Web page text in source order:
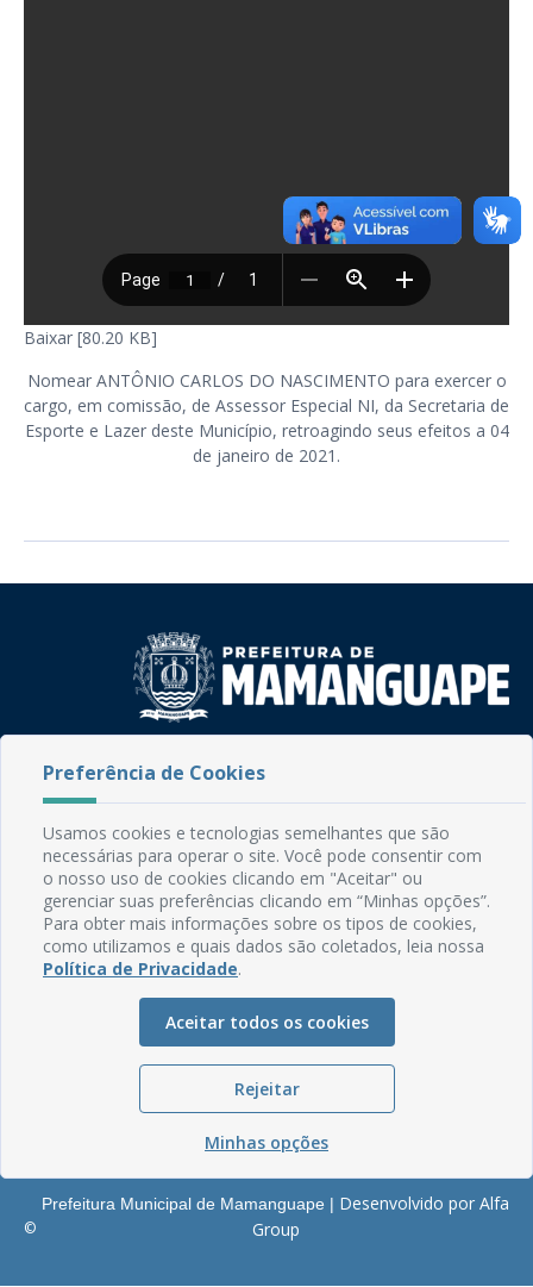
Baixar [80.20 KB]
Nomear ANTÔNIO CARLOS DO NASCIMENTO para exercer o
cargo, em comissão, de Assessor Especial NI, da Secretaria de
Esporte e Lazer deste Município, retroagindo seus efeitos a 04
de janeiro de 2021.
CEP: 58.280-000 - Mamanguape/PB
Fone: (83) 3292-2246
Email: comunicacao@mamanguape.pb.gov.br
Expediente: Segunda à Sexta, das 08h às 13h
Mapa do Site
Perguntas frequentes
Glossário
Serviços Internos
©
Prefeitura Municipal de Mamanguape | Desenvolvido por Alfa
Group
Preferência de Cookies
Usamos cookies e tecnologias semelhantes que são
necessárias para operar o site. Você pode consentir com
o nosso uso de cookies clicando em "Aceitar" ou
gerenciar suas preferências clicando em “Minhas opções”.
Para obter mais informações sobre os tipos de cookies,
como utilizamos e quais dados são coletados, leia nossa
Política de Privacidade.
Aceitar todos os cookies
Rejeitar
Minhas opções